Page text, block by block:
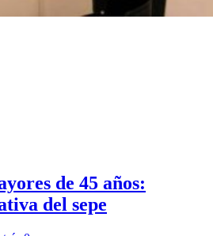
de 45 años:
del sepe